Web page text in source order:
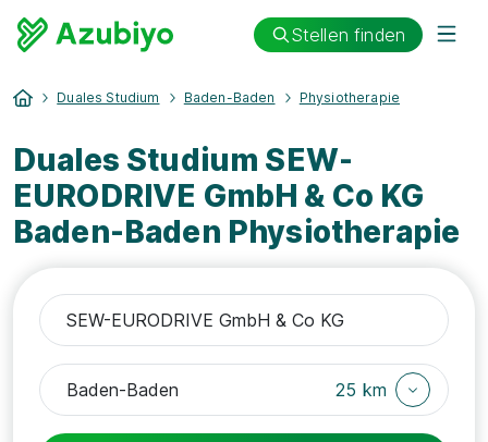
Stellen finden
Duales Studium Baden-Baden Physiotherapie
Duales Studium SEW-
EURODRIVE GmbH & Co KG
Baden-Baden Physiotherapie
25 km